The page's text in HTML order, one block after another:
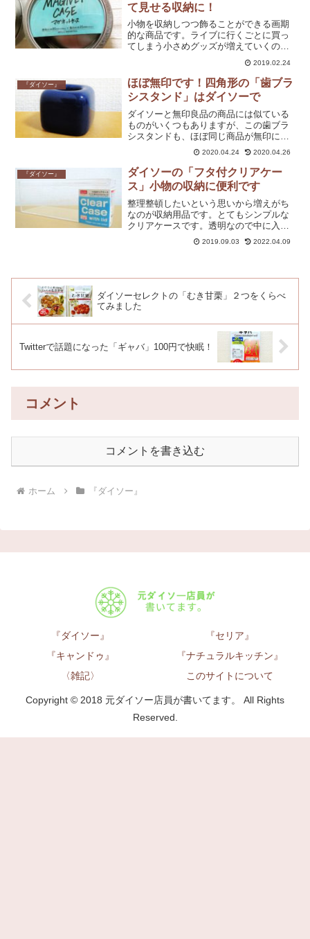
て見せる収納に！
小物を収納しつつ飾ることができる画期
的な商品です。ライブに行くごとに買っ
てしまう小さめグッズが増えていくのが
嫌になってきまして…収納するのにちょ
うどいいのではないかと思い買ってみま
した。
2019.02.24
『ダイソー』
ほぼ無印です！四角形の「歯ブラ
シスタンド」はダイソーで
ダイソーと無印良品の商品には似ている
ものがいくつもありますが、この歯ブラ
シスタンドも、ほぼ同じ商品が無印にあ
ります。きっと使われている素材が違う
のでしょうが、見ためは同じといっても
過言ではないかと…
2020.04.24 2020.04.26
『ダイソー』
ダイソーの「フタ付クリアケー
ス」小物の収納に便利です
整理整頓したいという思いから増えがち
なのが収納用品です。とてもシンプルな
クリアケースです。透明なので中に入れ
たものもきれいに見えて使いやすいで
2019.09.03 2022.04.09
ダイソーセレクトの「むき甘栗」２つをくらべ
てみました
Twitterで話題になった「ギャバ」100円で快眠！
コメント
コメントを書き込む
ホーム 『ダイソー』
『ダイソー』
『セリア』
『キャンドゥ』
『ナチュラルキッチン』
〈雑記〉
このサイトについて
Copyright © 2018 元ダイソー店員が書いてます。 All Rights
Reserved.